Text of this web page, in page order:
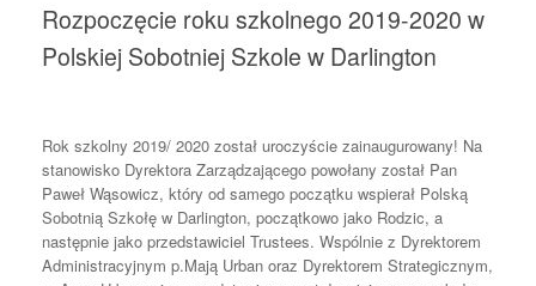
Rozpoczęcie roku szkolnego 2019-2020 w
Polskiej Sobotniej Szkole w Darlington
Rok szkolny 2019/ 2020 został uroczyście zainaugurowany! Na
stanowisko Dyrektora Zarządzającego powołany został Pan
Paweł Wąsowicz, który od samego początku wspierał Polską
Sobotnią Szkołę w Darlington, początkowo jako Rodzic, a
następnie jako przedstawiciel Trustees. Wspólnie z Dyrektorem
Administracyjnym p.Mają Urban oraz Dyrektorem Strategicznym,